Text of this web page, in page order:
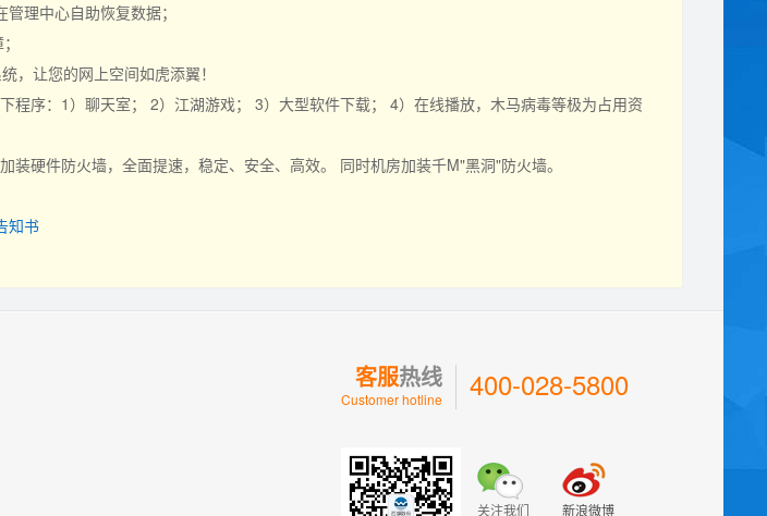
理中心自助恢复数据；
，让您的网上空间如虎添翼！
序：1）聊天室； 2）江湖游戏； 3）大型软件下载； 4）在线播放，木马病毒等极为占用资
硬件防火墙，全面提速，稳定、安全、高效。 同时机房加装千M"黑洞"防火墙。
知书
客服热线
Customer hotline 400-028-5800
关注我们 新浪微博